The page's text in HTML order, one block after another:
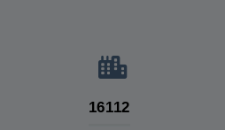
16112